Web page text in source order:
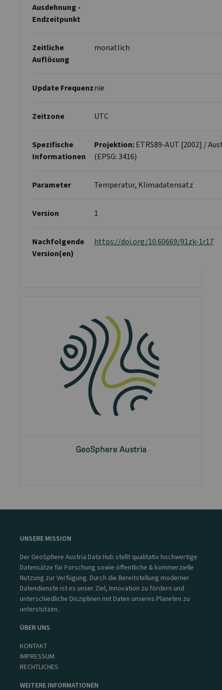
Ausdehnung -
Endzeitpunkt
Zeitliche
Auflösung
monatlich
Update Frequenznie
Zeitzone UTC
Spezifische
Informationen
Projektion:ETRS89-AUT [2002] /
(EPSG: 3416)
Parameter Temperatur, Klimadatensatz
Version 1
Nachfolgende
Version(en)
https://doi.org/10.60669/91zk-1r17
GeoSphere Austria
UNSERE MISSION
Der GeoSphere Austria Data Hub stellt qualitativ hochwertige
Datensätze für Forschung sowie öffentliche & kommerzielle
Nutzung zur Verfügung. Durch die Bereitstellung moderner
Datendienste ist es unser Ziel, Innovation zu fördern und
unterschiedliche Disziplinen mit Daten unseres Planeten zu
unterstützen.
ÜBER UNS
KONTAKT
IMPRESSUM
RECHTLICHES
WEITERE INFORMATIONEN